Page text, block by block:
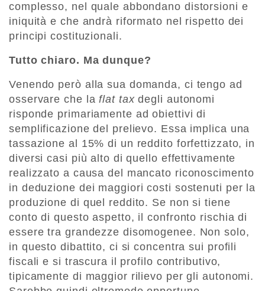
complesso, nel quale abbondano distorsioni e
iniquità e che andrà riformato nel rispetto dei
principi costituzionali.
Tutto chiaro. Ma dunque?
Venendo però alla sua domanda, ci tengo ad
osservare che laflat taxdegli autonomi
risponde primariamente ad obiettivi di
semplificazione del prelievo. Essa implica una
tassazione al 15% di un reddito forfettizzato, in
diversi casi più alto di quello effettivamente
realizzato a causa del mancato riconoscimento
in deduzione dei maggiori costi sostenuti per la
produzione di quel reddito. Se non si tiene
conto di questo aspetto, il confronto rischia di
essere tra grandezze disomogenee. Non solo,
in questo dibattito, ci si concentra sui profili
fiscali e si trascura il profilo contributivo,
tipicamente di maggior rilievo per gli autonomi.